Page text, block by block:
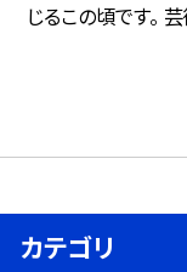
じるこの頃です。
カテゴリ